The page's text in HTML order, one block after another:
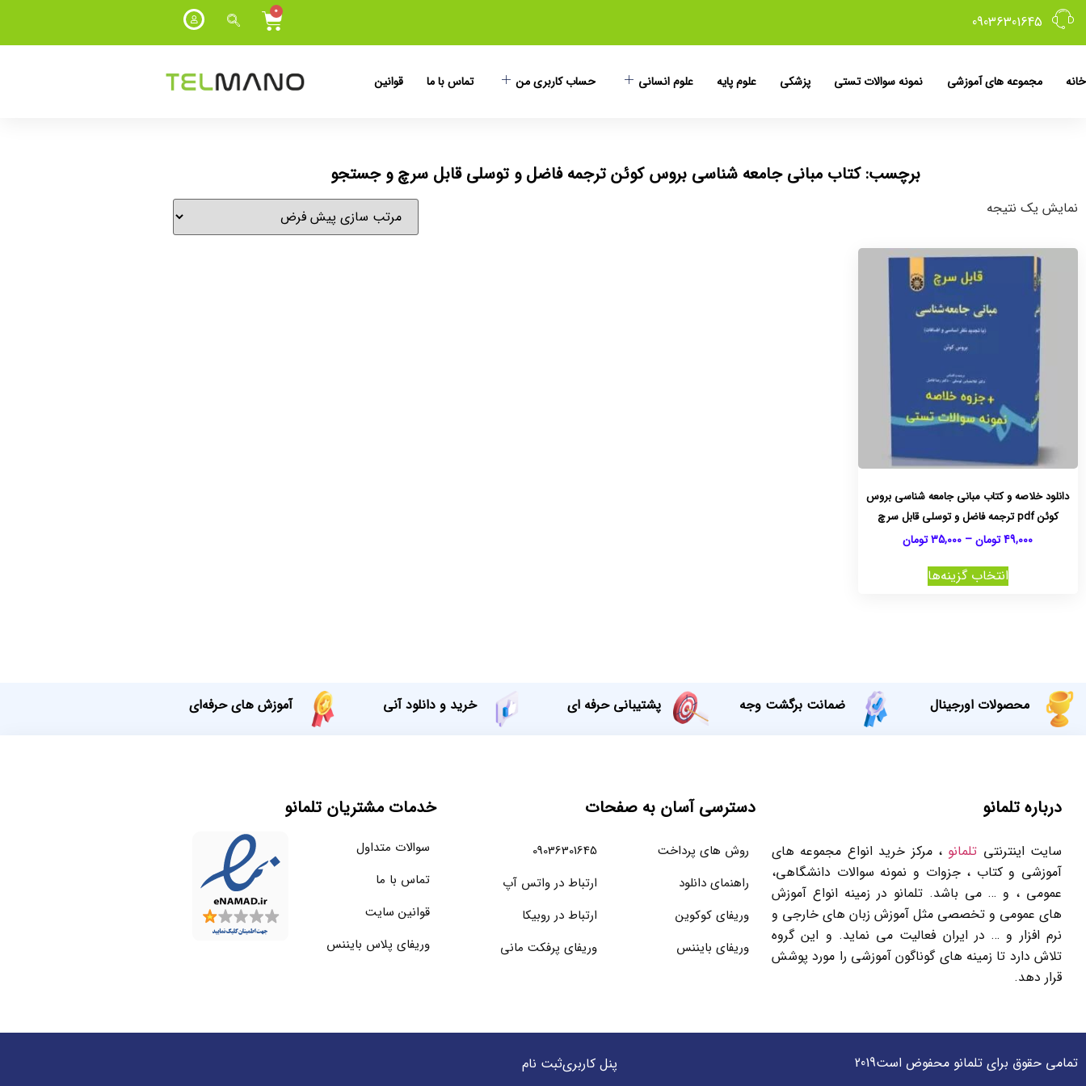
09036301645
0
خانه مجموعه های آموزشی نمونه سوالات تستی پزشکی علوم پایه علوم انسانی حساب کاربری من تماس با ما قوانین
برچسب: کتاب مبانی جامعه شناسی بروس کوئن ترجمه فاضل و توسلی قابل سرچ و جستجو
نمایش یک نتیجه
دانلود خلاصه و کتاب مبانی جامعه شناسی بروس
کوئن pdf ترجمه فاضل و توسلی قابل سرچ
49,000تومان –
35,000تومان
انتخاب گزینه‌ها
محصولات اورجینال ضمانت برگشت وجه پشتیبانی حرفه ای خرید و دانلود آنی آموزش های حرفه‌ای
درباره تلمانو
سایت اینترنتی تلمانو ، مرکز خرید انواع مجموعه های
آموزشی و کتاب ، جزوات و نمونه سوالات دانشگاهی،
عمومی ، و … می باشد. تلمانو در زمینه انواع آموزش
های عمومی و تخصصی مثل آموزش زبان های خارجی و
نرم افزار و … در ایران فعالیت می نماید. و این گروه
تلاش دارد تا زمینه های گوناگون آموزشی را مورد پوشش
قرار دهد.
دسترسی آسان به صفحات
روش های پرداخت
راهنمای دانلود
وریفای کوکوین
وریفای بایننس
09036301645
ارتباط در واتس آپ
ارتباط در روبیکا
وریفای پرفکت مانی
خدمات مشتریان تلمانو
سوالات متداول
تماس با ما
قوانین سایت
وریفای پلاس بایننس
تمامی حقوق برای تلمانو محفوض است2019 پنل کاربریثبت نام